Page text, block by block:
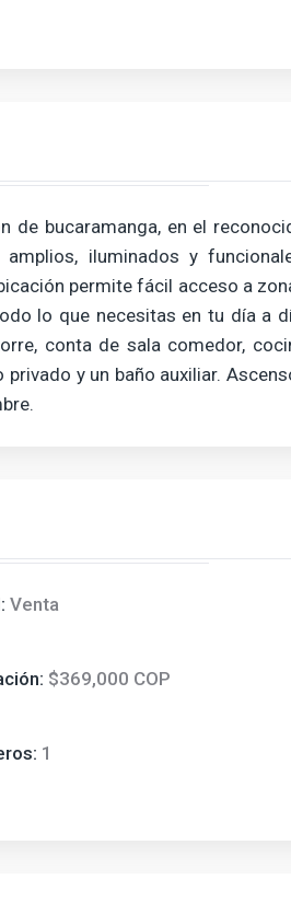
de bucaramanga, en el
iluminados y
permite fácil acceso a
lo que necesitas en tu día a
conta de sala comedor,
y un baño auxiliar.
Venta
$369,000 COP
1